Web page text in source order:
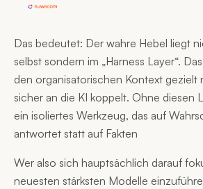
Das bedeutet: Der wahre Hebel liegt
selbst sondern im „Harness Layer“.
den organisatorischen Kontext gezielt
sicher an die KI koppelt. Ohne diesen
ein isoliertes Werkzeug, das auf
antwortet statt auf Fakten
Wer also sich hauptsächlich darauf
neuesten stärksten Modelle